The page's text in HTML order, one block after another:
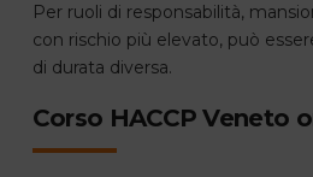
Per ruoli di responsabilità,
con rischio più elevato, può
di durata diversa.
Corso HACCP Veneto